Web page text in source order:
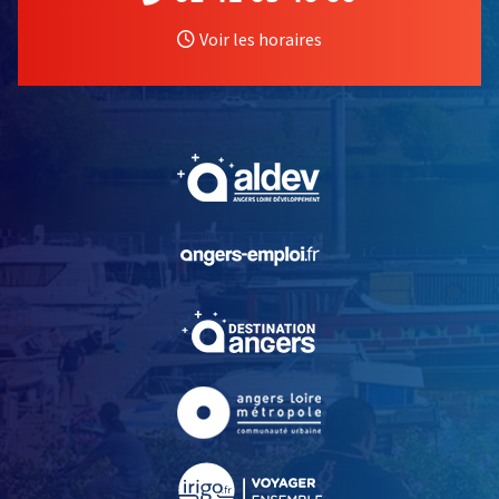
Voir les horaires
, Ouvre une nouvelle
, Ouvre une nouvelle